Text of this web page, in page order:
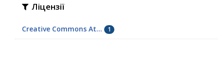
Ліцензії
Creative Commons At... 1